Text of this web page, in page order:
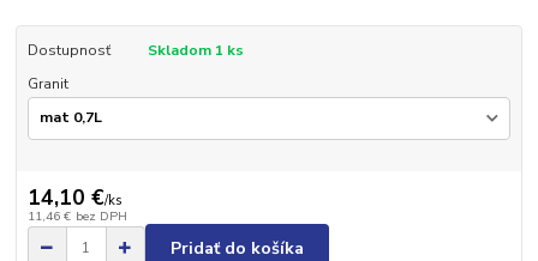
Dostupnosť
Skladom 1 ks
Granit
14,10 €/ks
11,46 € bez DPH
Pridať do košíka